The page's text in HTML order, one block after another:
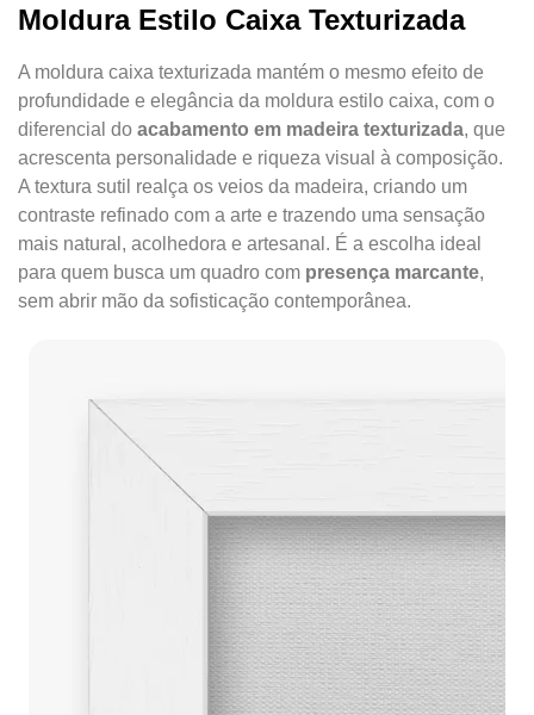
Moldura Estilo Caixa Texturizada
A moldura caixa texturizada mantém o mesmo efeito de
profundidade e elegância da moldura estilo caixa, com o
diferencial do acabamento em madeira texturizada, que
acrescenta personalidade e riqueza visual à composição.
A textura sutil realça os veios da madeira, criando um
contraste refinado com a arte e trazendo uma sensação
mais natural, acolhedora e artesanal. É a escolha ideal
para quem busca um quadro com presença marcante,
sem abrir mão da sofisticação contemporânea.